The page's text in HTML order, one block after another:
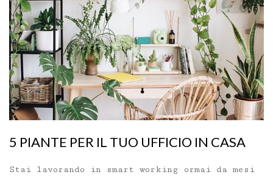
5 PIANTE PER IL TUO UFFICIO IN CASA
Stai lavorando in smart working ormai da mesi